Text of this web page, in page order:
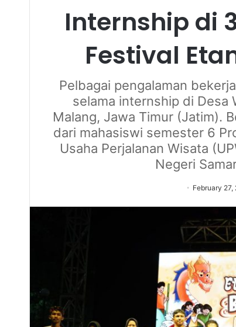
Internship di
Festival
Pelbagai pengalaman
selama internship di Desa
Malang, Jawa Timur (Jatim).
dari mahasiswi semester 6
Usaha Perjalanan Wisata
Negeri
February 27,